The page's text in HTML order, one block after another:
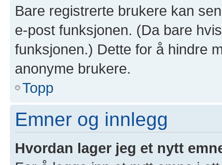
Bare registrerte brukere kan
e-post funksjonen. (Da bare
funksjonen.) Dette for å hindre
anonyme brukere.
Topp
Emner og innlegg
Hvordan lager jeg et nytt